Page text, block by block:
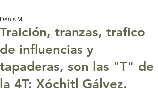
Traición, tranzas, trafico
de influencias y
tapaderas, son las "T" de
la 4T: Xóchitl Gálvez.
Denis M.